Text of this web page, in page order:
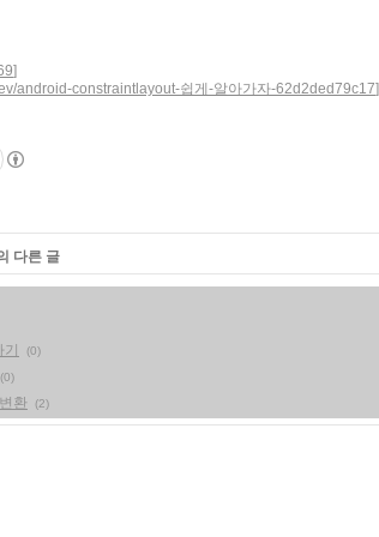
]
android-constraintlayout-쉽게-알아가자-62d2ded79c17]
다른 글
(0)
(0)
환 (2)